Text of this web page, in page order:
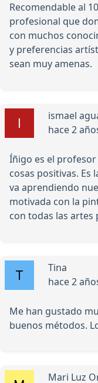
Recomendable al
profesional que
con muchos
y preferencias
sean muy amenas.
ismael
hace 2
Íñigo es el
cosas positivas. Es
va aprendiendo
motivada con la
con todas las artes
Tina
hace 2
Me han gustado
buenos métodos.
Mari Luz